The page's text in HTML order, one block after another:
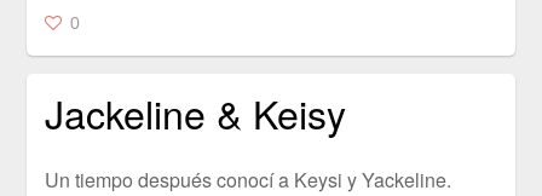
0
Jackeline & Keisy
Un tiempo después conocí a Keysi y Yackeline.